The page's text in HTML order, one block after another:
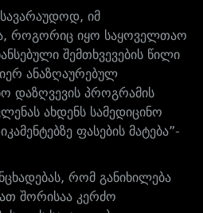
იმ
როგორიც იყო საყოველთაო
შემთხვევების წილი
ანაზღაურებულ
დაზღვევის პროგრამის
ახდენს სამედიცინო
ფასების მატება”-
რომ განიხილება
შორისაა კერძო